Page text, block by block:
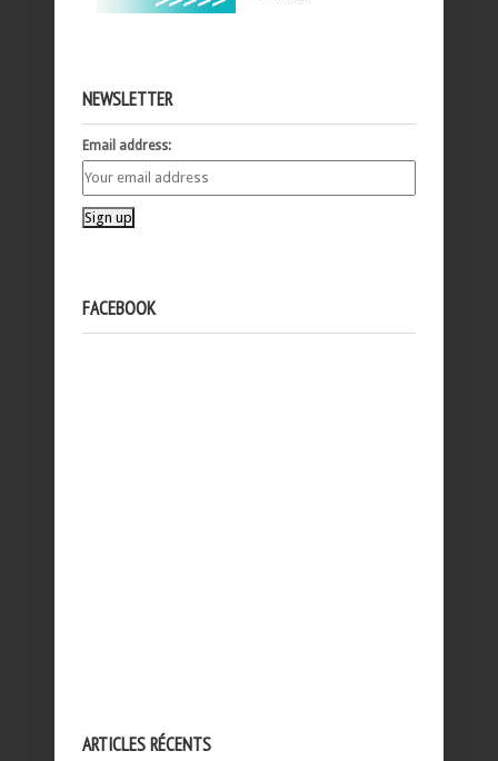
NEWSLETTER
Email address:
FACEBOOK
ARTICLES RÉCENTS